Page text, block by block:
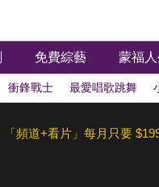
免費綜藝 蒙福
衝鋒戰士 最愛唱歌跳舞
「頻道+看片」每月只要